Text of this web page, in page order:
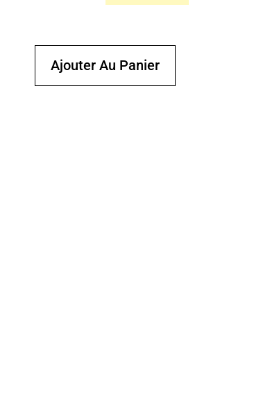
Ajouter Au Panier